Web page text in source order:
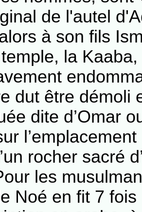
de l'autel
à son fils
la
dut être démoli
dite d’Omar
rocher sacré
les
Noé en fit 7